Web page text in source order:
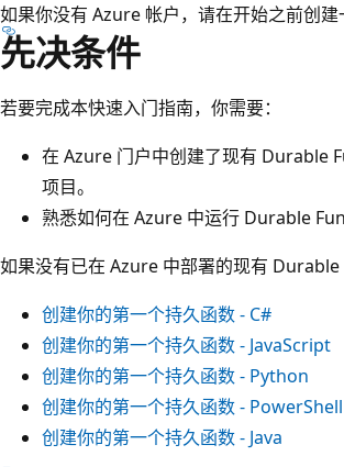
如果你没有 Azure 帐户，请在开始之前创建
先决条件
若要完成本快速入门指南，你需要：
在 Azure 门户中创建了现有 Durable
项目。
熟悉如何在 Azure 中运行 Durable
如果没有已在 Azure 中部署的现有
创建你的第一个持久函数 - C#
创建你的第一个持久函数 - JavaScript
创建你的第一个持久函数 - Python
创建你的第一个持久函数 - PowerShell
创建你的第一个持久函数 - Java